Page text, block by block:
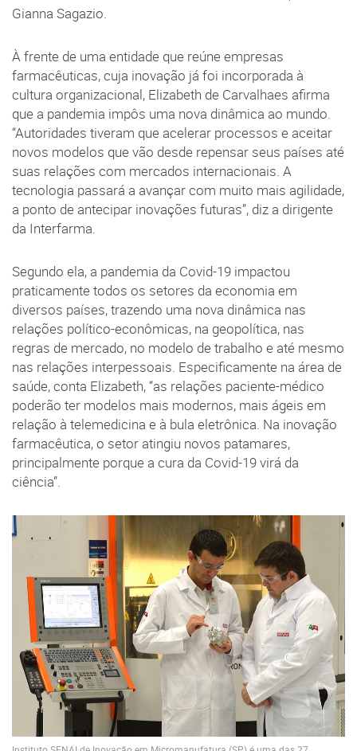
Gianna Sagazio.
À frente de uma entidade que reúne empresas
farmacêuticas, cuja inovação já foi incorporada à
cultura organizacional, Elizabeth de Carvalhaes afirma
que a pandemia impôs uma nova dinâmica ao mundo.
“Autoridades tiveram que acelerar processos e aceitar
novos modelos que vão desde repensar seus países até
suas relações com mercados internacionais. A
tecnologia passará a avançar com muito mais agilidade,
a ponto de antecipar inovações futuras”, diz a dirigente
da Interfarma.
Segundo ela, a pandemia da Covid-19 impactou
praticamente todos os setores da economia em
diversos países, trazendo uma nova dinâmica nas
relações político-econômicas, na geopolítica, nas
regras de mercado, no modelo de trabalho e até mesmo
nas relações interpessoais. Especificamente na área de
saúde, conta Elizabeth, “as relações paciente-médico
poderão ter modelos mais modernos, mais ágeis em
relação à telemedicina e à bula eletrônica. Na inovação
farmacêutica, o setor atingiu novos patamares,
principalmente porque a cura da Covid-19 virá da
ciência”.